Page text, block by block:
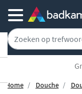
Home Douche